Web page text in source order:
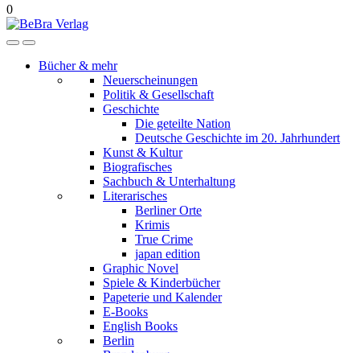
0
Bücher & mehr
Neuerscheinungen
Politik & Gesellschaft
Geschichte
Die geteilte Nation
Deutsche Geschichte im 20. Jahrhundert
Kunst & Kultur
Biografisches
Sachbuch & Unterhaltung
Literarisches
Berliner Orte
Krimis
True Crime
japan edition
Graphic Novel
Spiele & Kinderbücher
Papeterie und Kalender
E-Books
English Books
Berlin